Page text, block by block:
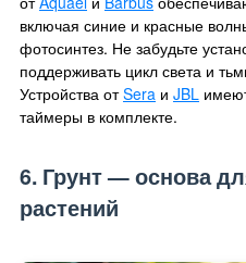
включая синие и красные
фотосинтез. Не забудьте
поддерживать цикл света и
Устройства отSera и JBL
таймеры в комплекте.
6. Грунт — основа
растений